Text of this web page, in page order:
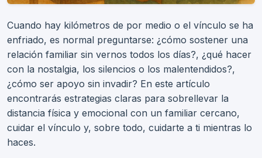
Cuando hay kilómetros de por medio o el vínculo se ha
enfriado, es normal preguntarse: ¿cómo sostener una
relación familiar sin vernos todos los días?, ¿qué hacer
con la nostalgia, los silencios o los malentendidos?,
¿cómo ser apoyo sin invadir? En este artículo
encontrarás estrategias claras para sobrellevar la
distancia física y emocional con un familiar cercano,
cuidar el vínculo y, sobre todo, cuidarte a ti mientras lo
haces.